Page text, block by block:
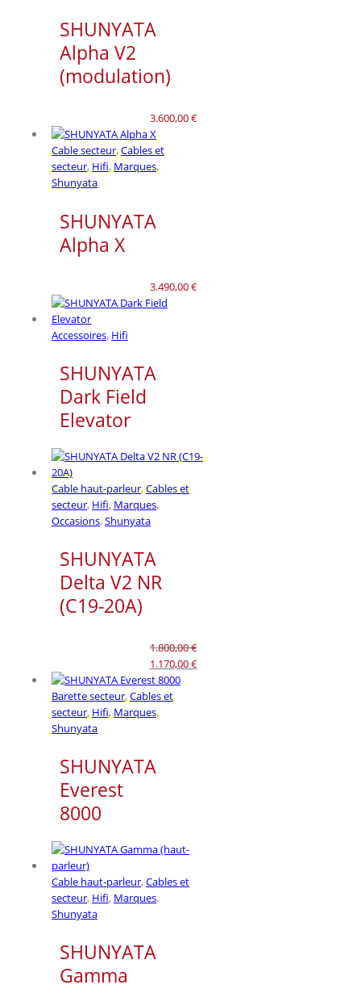
SHUNYATA
Alpha V2
(modulation)
3.600,00€
Cable secteur,Cables et
secteur, Hifi, Marques,
Shunyata
SHUNYATA
Alpha X
3.490,00€
Accessoires, Hifi
SHUNYATA
Dark Field
Elevator
Cable haut-parleur,Cables et
secteur, Hifi, Marques,
Occasions,Shunyata
SHUNYATA
Delta V2 NR
(C19-20A)
1.800,00€
Le
prix
initial
était :
1.170,00€
Barette secteur,Cables et
secteur, Hifi, Marques,
Shunyata
SHUNYATA
Everest
8000
Cable haut-parleur,Cables et
secteur, Hifi, Marques,
Shunyata
SHUNYATA
Gamma